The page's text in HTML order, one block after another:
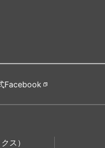
Facebook
ス）